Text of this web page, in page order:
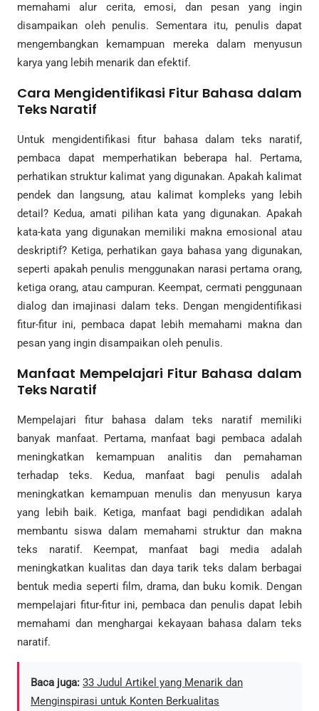
memahami alur cerita, emosi, dan pesan yang ingin
disampaikan oleh penulis. Sementara itu, penulis dapat
mengembangkan kemampuan mereka dalam menyusun
karya yang lebih menarik dan efektif.
Cara Mengidentifikasi Fitur Bahasa dalam
Teks Naratif
Untuk mengidentifikasi fitur bahasa dalam teks naratif,
pembaca dapat memperhatikan beberapa hal. Pertama,
perhatikan struktur kalimat yang digunakan. Apakah kalimat
pendek dan langsung, atau kalimat kompleks yang lebih
detail? Kedua, amati pilihan kata yang digunakan. Apakah
kata-kata yang digunakan memiliki makna emosional atau
deskriptif? Ketiga, perhatikan gaya bahasa yang digunakan,
seperti apakah penulis menggunakan narasi pertama orang,
ketiga orang, atau campuran. Keempat, cermati penggunaan
dialog dan imajinasi dalam teks. Dengan mengidentifikasi
fitur-fitur ini, pembaca dapat lebih memahami makna dan
pesan yang ingin disampaikan oleh penulis.
Manfaat Mempelajari Fitur Bahasa dalam
Teks Naratif
Mempelajari fitur bahasa dalam teks naratif memiliki
banyak manfaat. Pertama, manfaat bagi pembaca adalah
meningkatkan kemampuan analitis dan pemahaman
terhadap teks. Kedua, manfaat bagi penulis adalah
meningkatkan kemampuan menulis dan menyusun karya
yang lebih baik. Ketiga, manfaat bagi pendidikan adalah
membantu siswa dalam memahami struktur dan makna
teks naratif. Keempat, manfaat bagi media adalah
meningkatkan kualitas dan daya tarik teks dalam berbagai
bentuk media seperti film, drama, dan buku komik. Dengan
mempelajari fitur-fitur ini, pembaca dan penulis dapat lebih
memahami dan menghargai kekayaan bahasa dalam teks
naratif.
Baca juga: 33 Judul Artikel yang Menarik dan
Menginspirasi untuk Konten Berkualitas